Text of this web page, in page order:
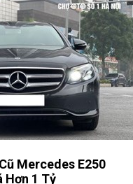
Mercedes E250
Hơn 1 Tỷ